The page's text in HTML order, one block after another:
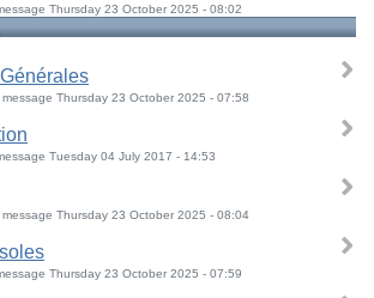
Thursday 23 October 2025 - 08:02
message Thursday 23 October 2025 - 07:58
Tuesday 04 July 2017 - 14:53
message Thursday 23 October 2025 - 08:04
Thursday 23 October 2025 - 07:59